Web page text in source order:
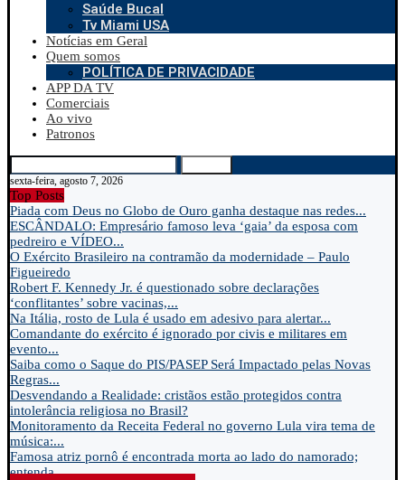
Saúde Bucal
Tv Miami USA
Notícias em Geral
Quem somos
POLÍTICA DE PRIVACIDADE
APP DA TV
Comerciais
Ao vivo
Patronos
sexta-feira, agosto 7, 2026
Top Posts
Piada com Deus no Globo de Ouro ganha destaque nas redes...
ESCÂNDALO: Empresário famoso leva ‘gaia’ da esposa com
pedreiro e VÍDEO...
O Exército Brasileiro na contramão da modernidade – Paulo
Figueiredo
Robert F. Kennedy Jr. é questionado sobre declarações
‘conflitantes’ sobre vacinas,...
Na Itália, rosto de Lula é usado em adesivo para alertar...
Comandante do exército é ignorado por civis e militares em
evento...
Saiba como o Saque do PIS/PASEP Será Impactado pelas Novas
Regras...
Desvendando a Realidade: cristãos estão protegidos contra
intolerância religiosa no Brasil?
Monitoramento da Receita Federal no governo Lula vira tema de
música:...
Famosa atriz pornô é encontrada morta ao lado do namorado;
entenda...